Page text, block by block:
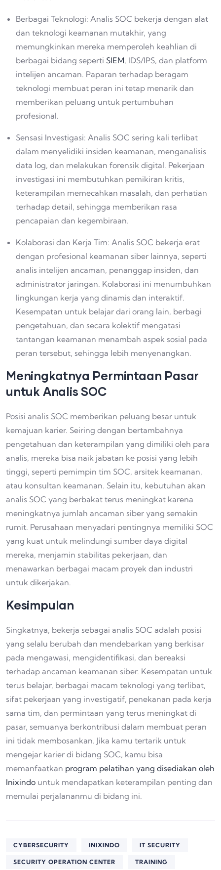
Berbagai Teknologi: Analis SOC bekerja dengan alat
dan teknologi keamanan mutakhir, yang
memungkinkan mereka memperoleh keahlian di
berbagai bidang seperti SIEM, IDS/IPS, dan platform
intelijen ancaman. Paparan terhadap beragam
teknologi membuat peran ini tetap menarik dan
memberikan peluang untuk pertumbuhan
profesional.
Sensasi Investigasi: Analis SOC sering kali terlibat
dalam menyelidiki insiden keamanan, menganalisis
data log, dan melakukan forensik digital. Pekerjaan
investigasi ini membutuhkan pemikiran kritis,
keterampilan memecahkan masalah, dan perhatian
terhadap detail, sehingga memberikan rasa
pencapaian dan kegembiraan.
Kolaborasi dan Kerja Tim: Analis SOC bekerja erat
dengan profesional keamanan siber lainnya, seperti
analis intelijen ancaman, penanggap insiden, dan
administrator jaringan. Kolaborasi ini menumbuhkan
lingkungan kerja yang dinamis dan interaktif.
Kesempatan untuk belajar dari orang lain, berbagi
pengetahuan, dan secara kolektif mengatasi
tantangan keamanan menambah aspek sosial pada
peran tersebut, sehingga lebih menyenangkan.
Meningkatnya Permintaan Pasar
untuk Analis SOC
Posisi analis SOC memberikan peluang besar untuk
kemajuan karier. Seiring dengan bertambahnya
pengetahuan dan keterampilan yang dimiliki oleh para
analis, mereka bisa naik jabatan ke posisi yang lebih
tinggi, seperti pemimpin tim SOC, arsitek keamanan,
atau konsultan keamanan. Selain itu, kebutuhan akan
analis SOC yang berbakat terus meningkat karena
meningkatnya jumlah ancaman siber yang semakin
rumit. Perusahaan menyadari pentingnya memiliki SOC
yang kuat untuk melindungi sumber daya digital
mereka, menjamin stabilitas pekerjaan, dan
menawarkan berbagai macam proyek dan industri
untuk dikerjakan.
Kesimpulan
Singkatnya, bekerja sebagai analis SOC adalah posisi
yang selalu berubah dan mendebarkan yang berkisar
pada mengawasi, mengidentifikasi, dan bereaksi
terhadap ancaman keamanan siber. Kesempatan untuk
terus belajar, berbagai macam teknologi yang terlibat,
sifat pekerjaan yang investigatif, penekanan pada kerja
sama tim, dan permintaan yang terus meningkat di
pasar, semuanya berkontribusi dalam membuat peran
ini tidak membosankan. Jika kamu tertarik untuk
mengejar karier di bidang SOC, kamu bisa
memanfaatkan program pelatihan yang disediakan oleh
Inixindo untuk mendapatkan keterampilan penting dan
memulai perjalananmu di bidang ini.
CYBERSECURITY INIXINDO IT SECURITY
SECURITY OPERATION CENTER TRAINING